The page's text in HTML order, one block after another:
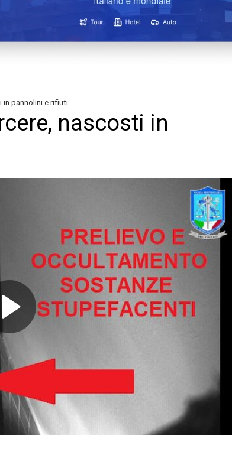
in pannolini e rifiuti
nascosti in